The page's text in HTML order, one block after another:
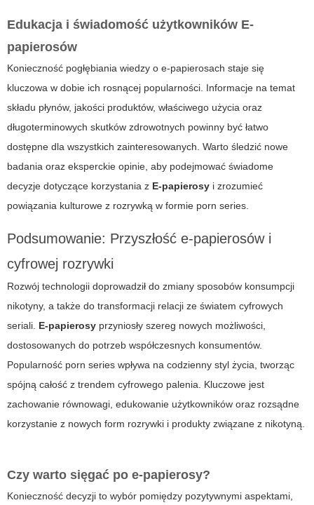
Edukacja i świadomość użytkowników E-
papierosów
Konieczność pogłębiania wiedzy o e-papierosach staje się
kluczowa w dobie ich rosnącej popularności. Informacje na temat
składu płynów, jakości produktów, właściwego użycia oraz
długoterminowych skutków zdrowotnych powinny być łatwo
dostępne dla wszystkich zainteresowanych. Warto śledzić nowe
badania oraz eksperckie opinie, aby podejmować świadome
decyzje dotyczące korzystania z E-papierosy i zrozumieć
powiązania kulturowe z rozrywką w formie porn series.
Podsumowanie: Przyszłość e-papierosów i
cyfrowej rozrywki
Rozwój technologii doprowadził do zmiany sposobów konsumpcji
nikotyny, a także do transformacji relacji ze światem cyfrowych
seriali. E-papierosy przyniosły szereg nowych możliwości,
dostosowanych do potrzeb współczesnych konsumentów.
Popularność porn series wpływa na codzienny styl życia, tworząc
spójną całość z trendem cyfrowego palenia. Kluczowe jest
zachowanie równowagi, edukowanie użytkowników oraz rozsądne
korzystanie z nowych form rozrywki i produkty związane z nikotyną.
Czy warto sięgać po e-papierosy?
Konieczność decyzji to wybór pomiędzy pozytywnymi aspektami,